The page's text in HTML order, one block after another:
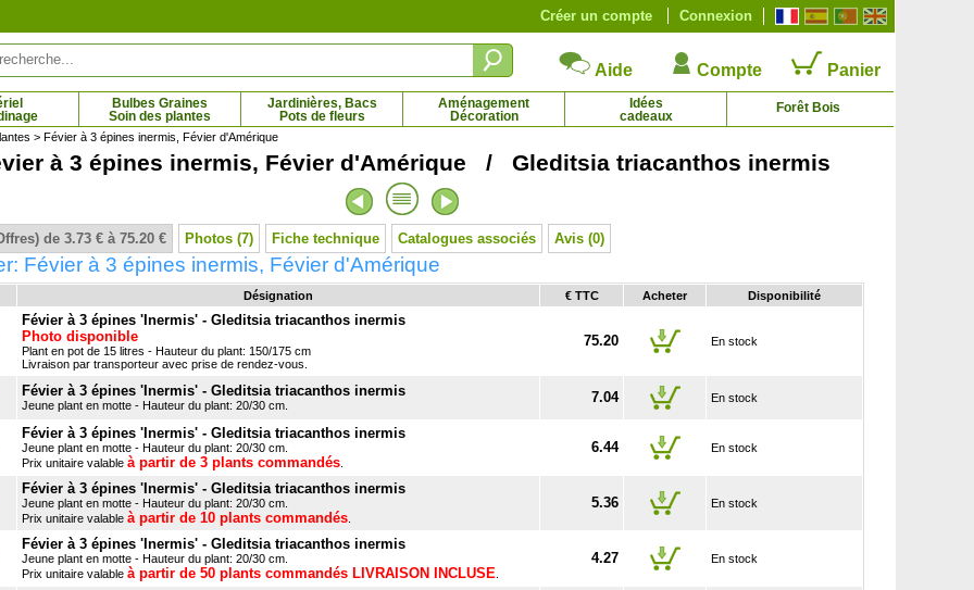
Connexion
Créer un compte
Aide Compte Panier
Bulbes Graines
Soin des plantes
Jardinières, Bacs
Pots de fleurs
Aménagement
Décoration
Idées
cadeaux
Forêt Bois
€ - 8.12 €
Gaura rose de Lindheimer
> Févier à 3 épines inermis, Févier d'Amérique
à 3 épines inermis, Févier d'Amérique / Gleditsia triacanthos inermis
de 3.73 € à 75.20 € Photos (7) Fiche technique Catalogues associés Avis (0)
Févier à 3 épines inermis, Févier d'Amérique
Désignation € TTC Acheter Disponibilité
Févier à 3 épines 'Inermis' - Gleditsia triacanthos inermis
Photo disponible
Plant en pot de 15 litres - Hauteur du plant: 150/175 cm
Livraison par transporteur avec prise de rendez-vous.
75.20 En stock
Févier à 3 épines 'Inermis' - Gleditsia triacanthos inermis
Jeune plant en motte - Hauteur du plant: 20/30 cm. 7.04 En stock
Févier à 3 épines 'Inermis' - Gleditsia triacanthos inermis
Jeune plant en motte - Hauteur du plant: 20/30 cm.
Prix unitaire valable à partir de 3 plants commandés
6.44 En stock
Févier à 3 épines 'Inermis' - Gleditsia triacanthos inermis
Jeune plant en motte - Hauteur du plant: 20/30 cm.
Prix unitaire valable à partir de 10 plants commandés
5.36 En stock
Févier à 3 épines 'Inermis' - Gleditsia triacanthos inermis
Jeune plant en motte - Hauteur du plant: 20/30 cm.
Prix unitaire valable à partir de 50 plants commandés LIVRAISON INCLUSE
4.27 En stock